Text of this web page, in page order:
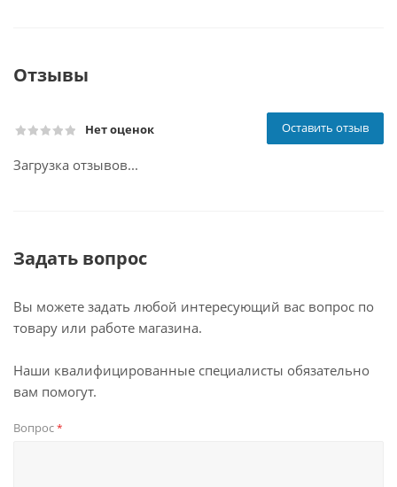
Отзывы
Нет оценок Оставить отзыв
Загрузка отзывов...
Задать вопрос
Вы можете задать любой интересующий вас вопрос по
товару или работе магазина.
Наши квалифицированные специалисты обязательно
вам помогут.
Вопрос*